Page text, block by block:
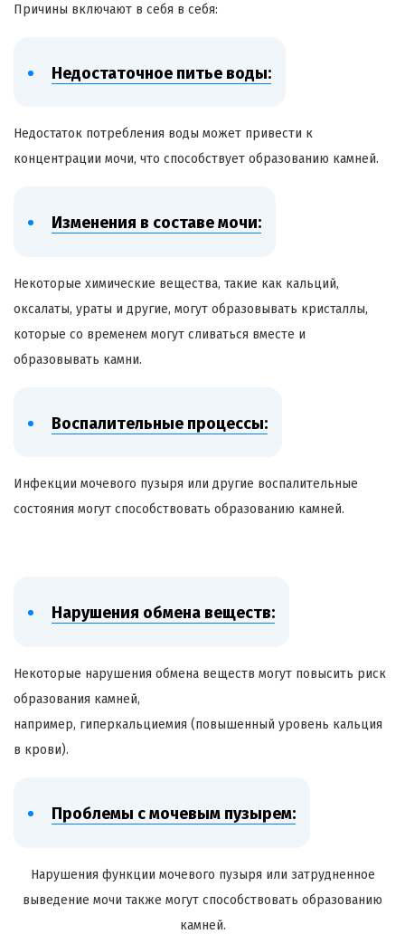
Причины включают в себя в себя:
Недостаточное питье воды:
Недостаток потребления воды может привести к
концентрации мочи, что способствует образованию камней.
Изменения в составе мочи:
Некоторые химические вещества, такие как кальций,
оксалаты, ураты и другие, могут образовывать кристаллы,
которые со временем могут сливаться вместе и
образовывать камни.
Воспалительные процессы:
Инфекции мочевого пузыря или другие воспалительные
состояния могут способствовать образованию камней.
Нарушения обмена веществ:
Некоторые нарушения обмена веществ могут повысить риск
образования камней,
например, гиперкальциемия (повышенный уровень кальция
в крови).
Проблемы с мочевым пузырем:
Нарушения функции мочевого пузыря или затрудненное
выведение мочи также могут способствовать образованию
камней.